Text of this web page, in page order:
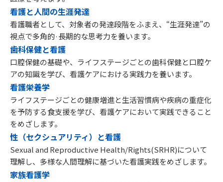
看護と人間の生涯発達
看護職者として、対象者の発達段階をふまえ、“生涯発達”の
視点で多角的·長期的な思考力を養います。
歯科保健と看護
口腔保健の基礎や、ライフステージごとの歯科保健と口腔ケ
アの知識を学び、看護ケアにおける実践力を養います。
看護栄養学
ライフステージごとの健康増進と生活習慣病や疾病の重症化
を予防する食支援を学び、看護ケアにおいて実践できること
をめざします。
性（セクシュアリティ）と看護
Sexual and Reproductive Health/Rights(SRHR)について
理解し、多様な人間理解に基づいた看護実践をめざします。
家族看護学